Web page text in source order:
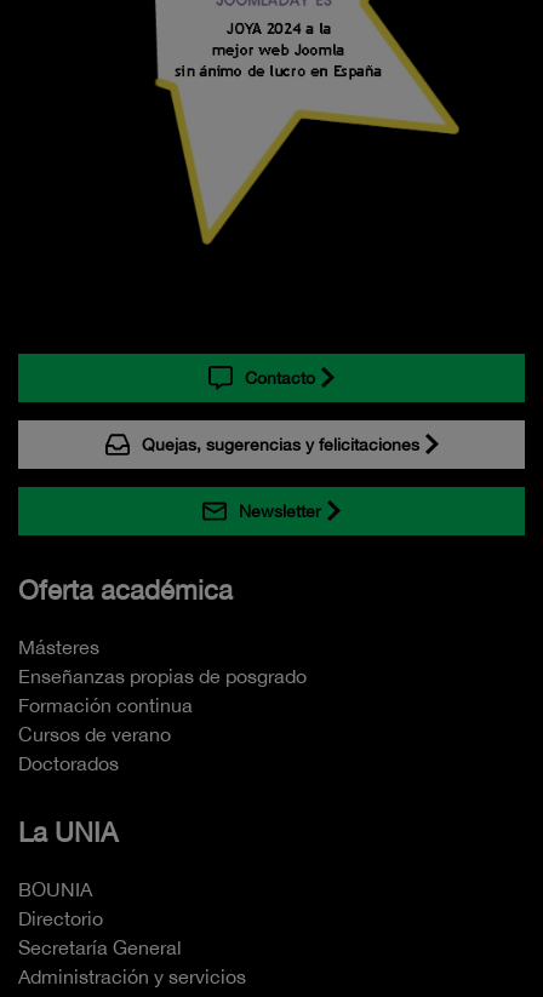
Contacto
Quejas, sugerencias y felicitaciones
Newsletter
Oferta académica
Másteres
Enseñanzas propias de posgrado
Formación continua
Cursos de verano
Doctorados
La UNIA
BOUNIA
Directorio
Secretaría General
Administración y servicios